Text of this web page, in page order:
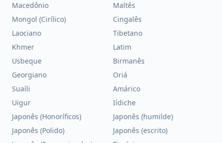
Macedônio
Maltês
Mongol (Cirílico)
Cingalês
Laociano
Tibetano
Khmer
Latim
Usbeque
Birmanês
Georgiano
Oriá
Suaíli
Amárico
Uigur
Iídiche
Japonês (Honoríficos)
Japonês (humilde)
Japonês (Polido)
Japonês (escrito)